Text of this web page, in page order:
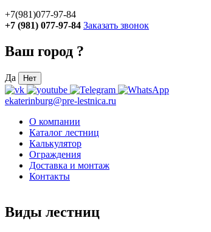
+7(981)077-97-84
+7 (981) 077-97-84 Заказать звонок
Ваш город ?
Да Нет
ekaterinburg@pre-lestnica.ru
О компании
Каталог лестниц
Калькулятор
Ограждения
Доставка и монтаж
Контакты
Виды лестниц